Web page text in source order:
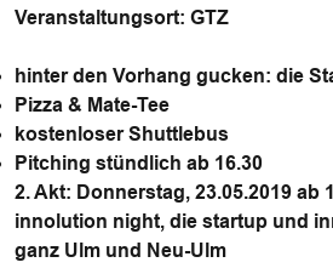
Veranstaltungsort: GTZ
hinter den Vorhang gucken: die
Pizza & Mate-Tee
kostenloser Shuttlebus
Pitching stündlich ab 16.30
2. Akt: Donnerstag, 23.05.2019 ab
innolution night, die startup und
ganz Ulm und Neu-Ulm